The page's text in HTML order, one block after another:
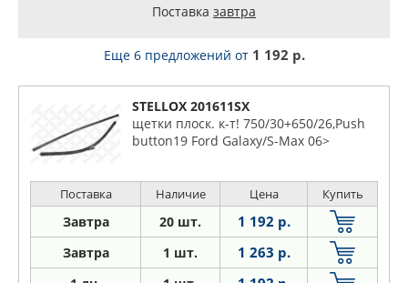
Поставка завтра
Еще 6 предложений от 1 192 р.
STELLOX 201611SX
щетки плоск. к-т! 750/30+650/26,Push
button19 Ford Galaxy/S-Max 06>
Поставка Наличие Цена Купить
Завтра 20 шт. 1 192 р.
Завтра 1 шт. 1 263 р.